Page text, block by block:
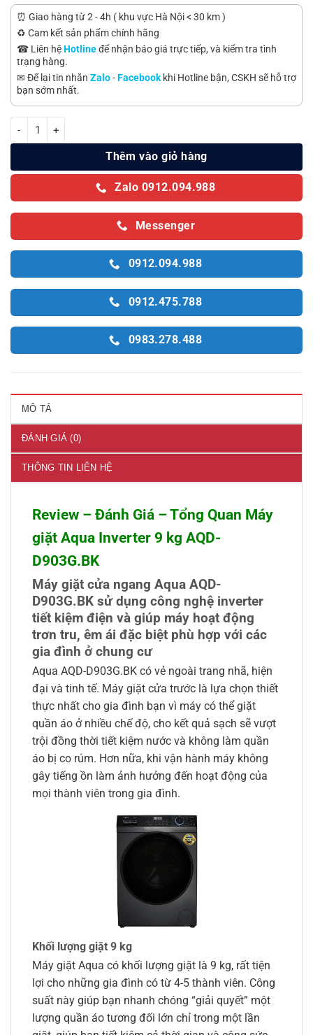
⏰ Giao hàng từ 2 - 4h ( khu vực Hà Nội < 30 km )
♻️ Cam kết sản phẩm chính hãng
☎ Liên hệHotlineđể nhận báo giá trực tiếp, và kiểm tra tình
trạng hàng.
✉ Để lại tin nhắn Zalo-Facebook khi Hotline bận, CSKH sẽ hỗ trợ
bạn sớm nhất.
Máy giặt Aqua Inverter 9 kg AQD-D903G.BK số lượng
Thêm vào giỏ hàng
Zalo 0912.094.988
Messenger
0912.094.988
0912.475.788
0983.278.488
MÔ TẢ
ĐÁNH GIÁ (0)
THÔNG TIN LIÊN HỆ
Review – Đánh Giá – Tổng Quan Máy
giặt Aqua Inverter 9 kg AQD-
D903G.BK
Máy giặt cửa ngang Aqua AQD-
D903G.BK sử dụng công nghệ inverter
tiết kiệm điện và giúp máy hoạt động
trơn tru, êm ái đặc biệt phù hợp với các
gia đình ở chung cư
Aqua AQD-D903G.BK có vẻ ngoài trang nhã, hiện
đại và tinh tế. Máy giặt cửa trước là lựa chọn thiết
thực nhất cho gia đình bạn vì máy có thể giặt
quần áo ở nhiều chế độ, cho kết quả sạch sẽ vượt
trội đồng thời tiết kiệm nước và không làm quần
áo bị co rúm. Hơn nữa, khi vận hành máy không
gây tiếng ồn làm ảnh hưởng đến hoạt động của
mọi thành viên trong gia đình.
Khối lượng giặt 9 kg
Máy giặt Aqua có khối lượng giặt là 9 kg, rất tiện
lợi cho những gia đình có từ 4-5 thành viên. Công
suất này giúp bạn nhanh chóng “giải quyết” một
lượng quần áo tương đối lớn chỉ trong một lần